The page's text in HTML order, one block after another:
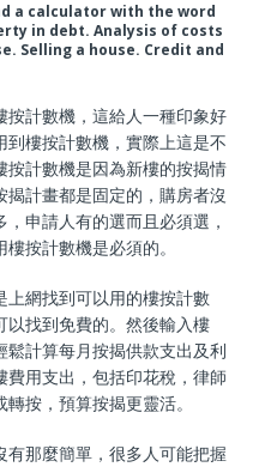
a calculator with the word
in debt. Analysis of costs
Selling a house. Credit and
按計數機，這給人一種印象好
樓按計數機，實際上這是不
計數機是因為新樓的按揭情
計畫都是固定的，購房者沒
申請人有的選而且必須選，
按計數機是必須的。
上網找到可以用的樓按計數
以找到免費的。然後輸入樓
計算每月按揭供款支出及利
用支出，包括印花稅，律師
按，預算按揭更靈活。
那麼簡單，很多人可能把握